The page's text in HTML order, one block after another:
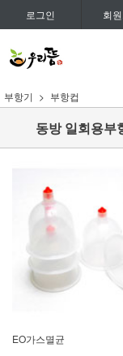
로그인 회
부항기 부항컵
동방 일회용부
EO가스멸균